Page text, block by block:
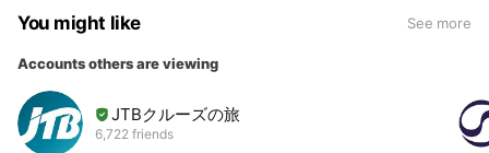
You might like See more
Accounts others are viewing
JTBクルーズの旅
6,722 friends